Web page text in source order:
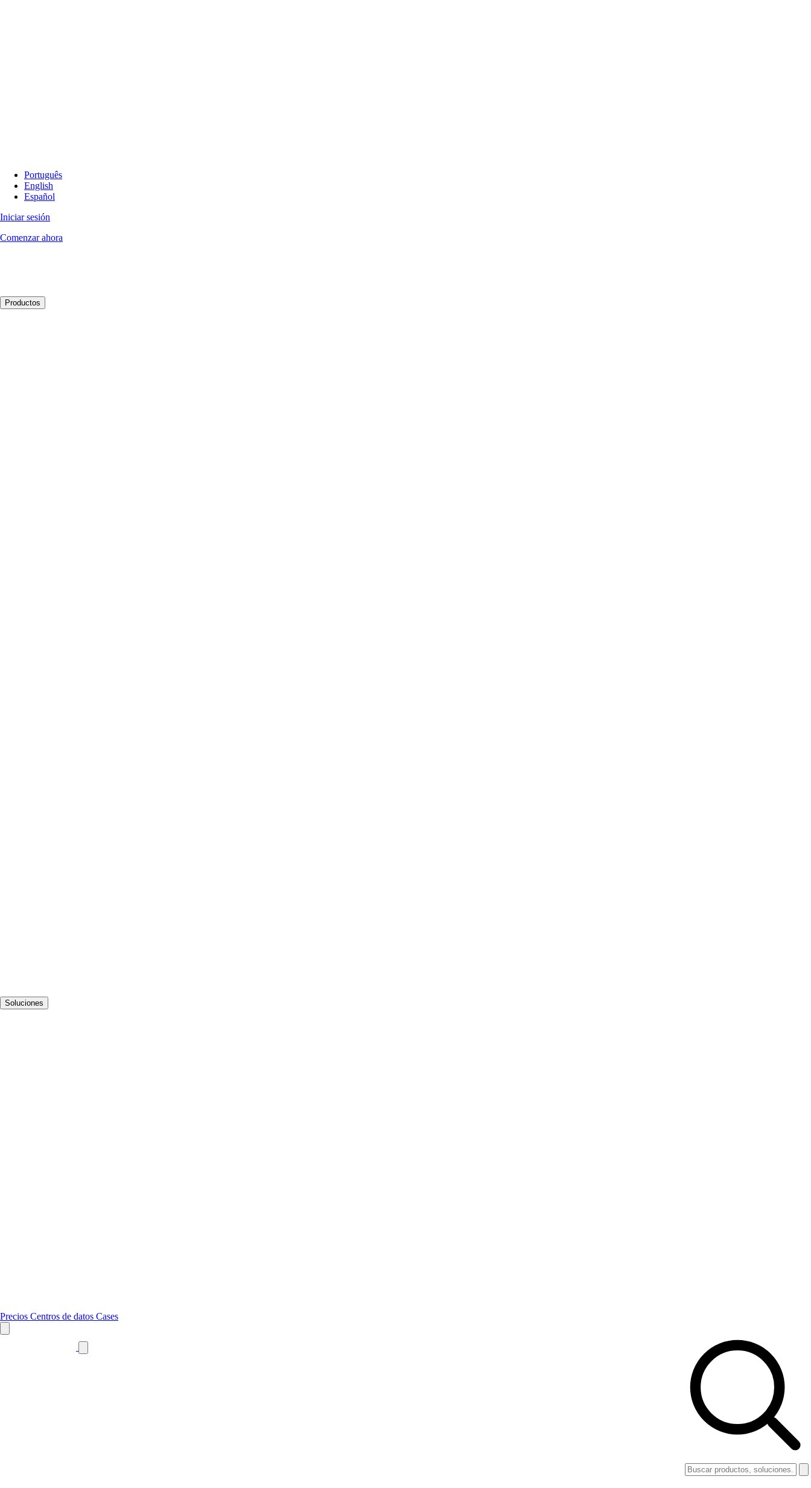
Português
English
Español
Iniciar sesión
Comenzar ahora
Productos
Soluciones
Precios Centros de datos Cases